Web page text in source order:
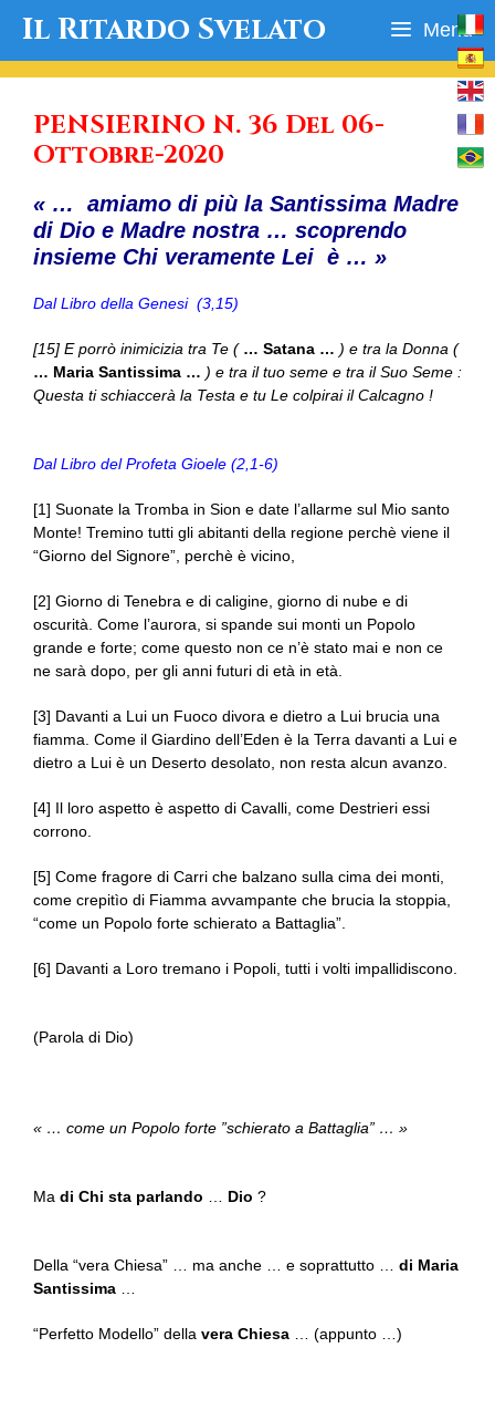
Il Ritardo Svelato Menu
PENSIERINO N. 36 Del 06-
Ottobre-2020
« … amiamo di più la Santissima Madre
di Dio e Madre nostra … scoprendo
insieme Chi veramente Lei è … »
Dal Libro della Genesi (3,15)
[15] E porrò inimicizia tra Te ( … Satana … ) e tra la Donna (
… Maria Santissima … ) e tra il tuo seme e tra il Suo Seme :
Questa ti schiaccerà la Testa e tu Le colpirai il Calcagno !
Dal Libro del Profeta Gioele (2,1-6)
[1] Suonate la Tromba in Sion e date l’allarme sul Mio santo
Monte! Tremino tutti gli abitanti della regione perchè viene il
“Giorno del Signore”, perchè è vicino,
[2] Giorno di Tenebra e di caligine, giorno di nube e di
oscurità. Come l’aurora, si spande sui monti un Popolo
grande e forte; come questo non ce n’è stato mai e non ce
ne sarà dopo, per gli anni futuri di età in età.
[3] Davanti a Lui un Fuoco divora e dietro a Lui brucia una
fiamma. Come il Giardino dell’Eden è la Terra davanti a Lui e
dietro a Lui è un Deserto desolato, non resta alcun avanzo.
[4] Il loro aspetto è aspetto di Cavalli, come Destrieri essi
corrono.
[5] Come fragore di Carri che balzano sulla cima dei monti,
come crepitìo di Fiamma avvampante che brucia la stoppia,
“come un Popolo forte schierato a Battaglia”.
[6] Davanti a Loro tremano i Popoli, tutti i volti impallidiscono.
(Parola di Dio)
« … come un Popolo forte ”schierato a Battaglia” … »
Ma di Chi sta parlando Dio ?
Della “vera Chiesa” … ma anche … e soprattutto … di Maria
Santissima
“Perfetto Modello” della vera Chiesa … (appunto …)